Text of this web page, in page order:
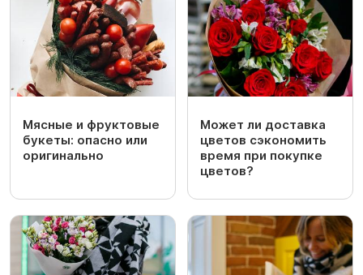
Мясные и фруктовые
букеты: опасно или
оригинально
Может ли доставка
цветов сэкономить
время при покупке
цветов?